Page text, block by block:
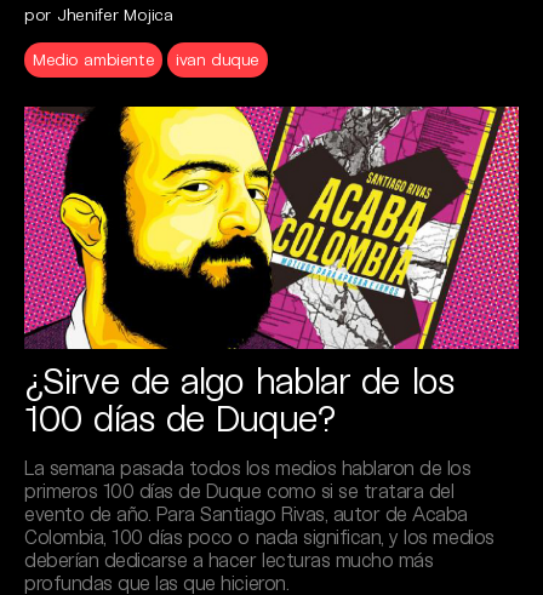
por Jhenifer Mojica
Medio ambiente ivan duque
¿Sirve de algo hablar de los
100 días de Duque?
La semana pasada todos los medios hablaron de los
primeros 100 días de Duque como si se tratara del
evento de año. Para Santiago Rivas, autor de Acaba
Colombia, 100 días poco o nada significan, y los medios
deberían dedicarse a hacer lecturas mucho más
profundas que las que hicieron.